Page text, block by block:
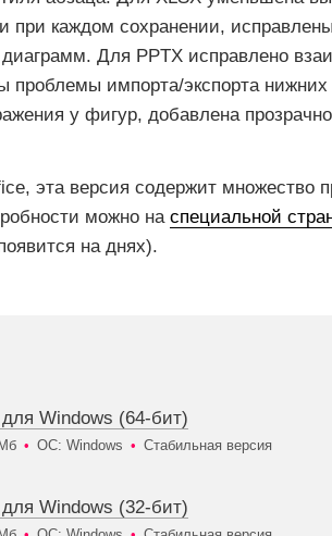
при каждом сохранении,
Для PPTX исправлено
импорта/экспорта нижних
у фигур, добавлена
эта версия содержит множество
можно на специальной
на днях).
Windows (64-бит)
• ОС: Windows • Стабильная версия
Windows (32-бит)